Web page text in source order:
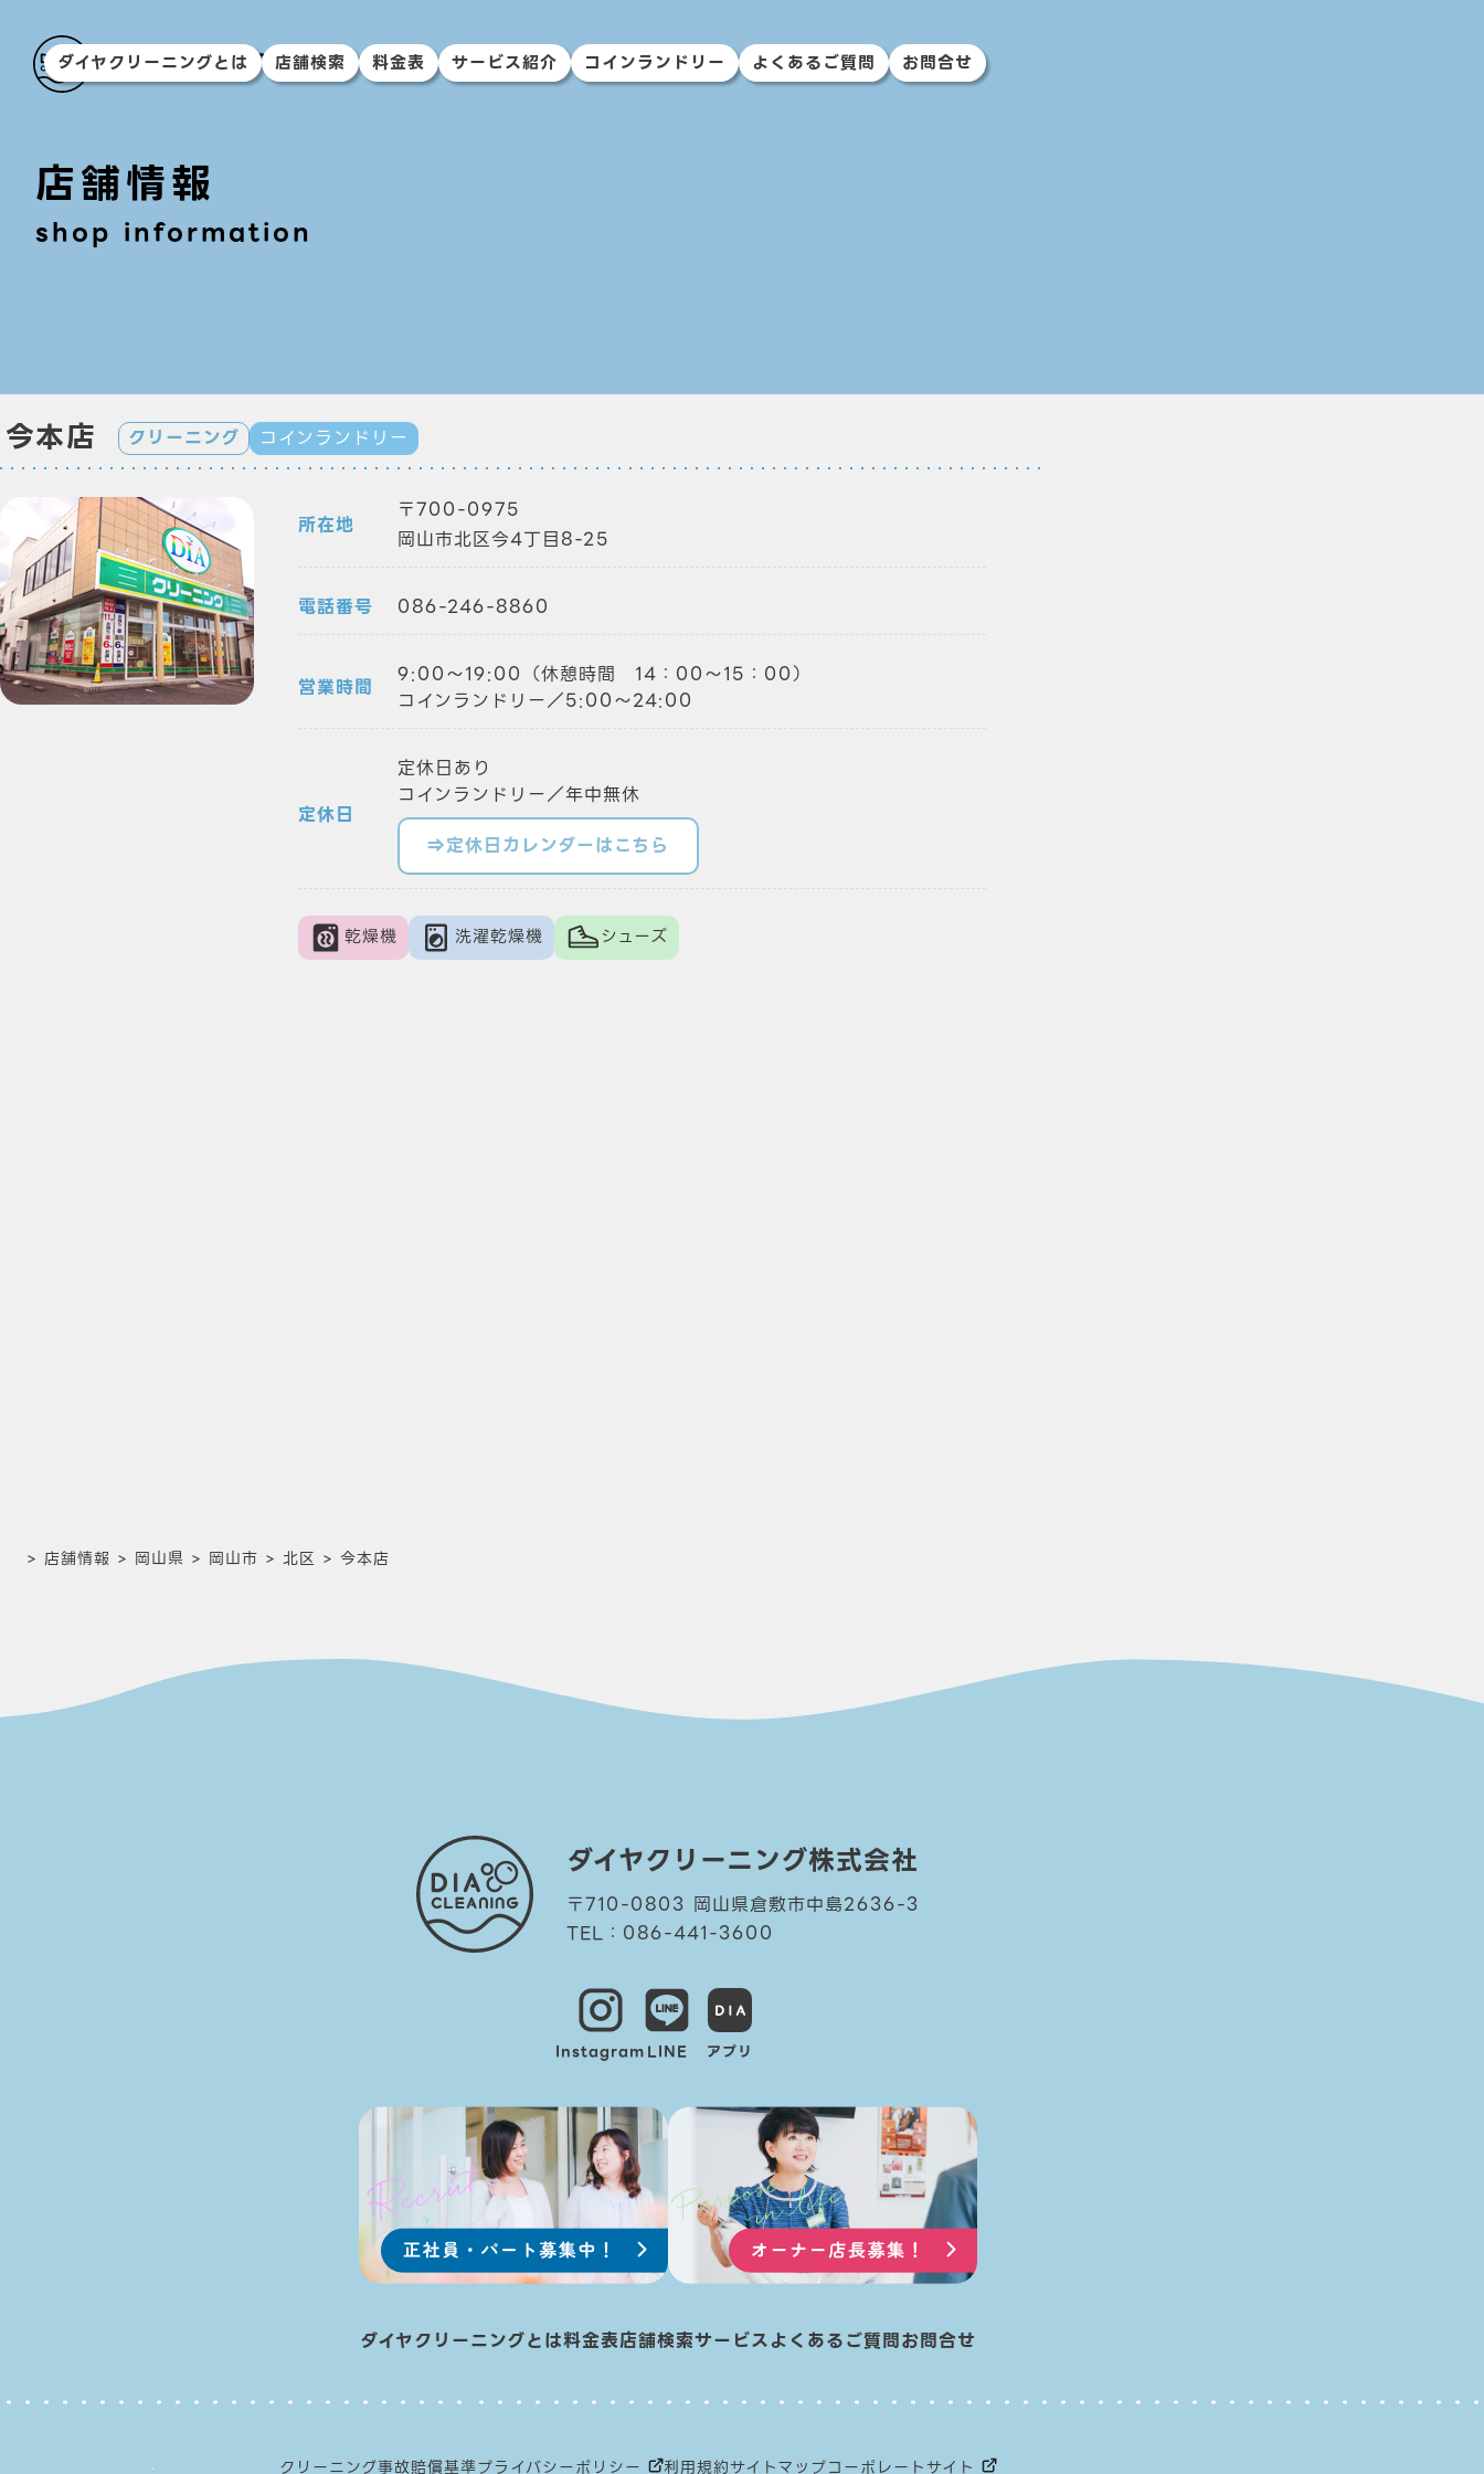
ダイヤクリーニングとは 店舗検索 料金表 サービス紹介 コインランドリー よくあるご質問 お問合せ
店舗情報
shop information
今本店 クリーニング コインランドリー
所在地
700-0975
岡山市北区今4丁目8-25
電話番号 086-246-8860
営業時間
9:00～19:00（休憩時間 14：00～15：00）
コインランドリー／5:00～24:00
定休日
定休日あり
コインランドリー／年中無休
⇒定休日カレンダーはこちら
乾燥機 洗濯乾燥機 シューズ
> 店舗情報 > 岡山県 > 岡山市 > 北区 > 今本店
ダイヤクリーニング株式会社
〒710-0803 岡山県倉敷市中島2636-3
TEL：086-441-3600
InstagramLINE アプリ
ダイヤクリーニングとは料金表店舗検索サービスよくあるご質問お問合せ
クリーニング事故賠償基準プライバシーポリシー 利用規約サイトマップコーポレートサイト